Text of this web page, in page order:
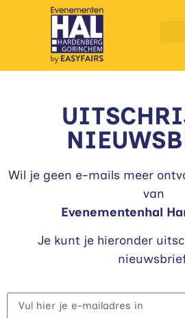
Wil je geen e-mails meer
van
Evenementenhal
Je kunt je hieronder